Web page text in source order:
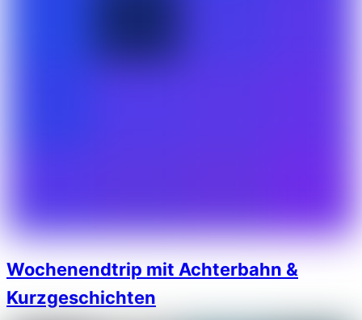
Wochenendtrip mit Achterbahn &
Kurzgeschichten